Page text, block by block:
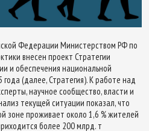
Федерации Министерством РФ по
внесен проект Стратегии
и обеспечения национальной
(далее, Стратегия). К работе над
научное сообщество, власти и
текущей ситуации показал, что
зоне проживает около 1,6 % жителей
более 200 млрд. т